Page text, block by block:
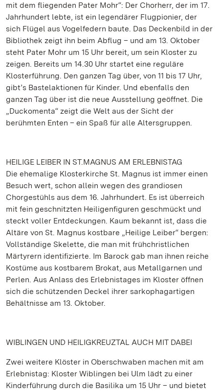
mit dem fliegenden Pater Mohr“: Der Chorherr, der im 17.
Jahrhundert lebte, ist ein legendärer Flugpionier, der
sich Flügel aus Vogelfedern baute. Das Deckenbild in der
Bibliothek zeigt ihn beim Abflug – und am 13. Oktober
steht Pater Mohr um 15 Uhr bereit, um sein Kloster zu
zeigen. Bereits um 14.30 Uhr startet eine reguläre
Klosterführung. Den ganzen Tag über, von 11 bis 17 Uhr,
gibt’s Bastelaktionen für Kinder. Und ebenfalls den
ganzen Tag über ist die neue Ausstellung geöffnet. Die
„Duckomenta“ zeigt die Welt aus der Sicht der
berühmten Enten – ein Spaß für alle Altersgruppen.
HEILIGE LEIBER IN ST.MAGNUS AM ERLEBNISTAG
Die ehemalige Klosterkirche St. Magnus ist immer einen
Besuch wert, schon allein wegen des grandiosen
Chorgestühls aus dem 16. Jahrhundert. Es ist überreich
mit fein geschnitzten Heiligenfiguren geschmückt und
steckt voller Entdeckungen. Kaum bekannt ist, dass die
Altäre von St. Magnus kostbare „Heilige Leiber“ bergen:
Vollständige Skelette, die man mit frühchristlichen
Märtyrern identifizierte. Im Barock gab man ihnen reiche
Kostüme aus kostbarem Brokat, aus Metallgarnen und
Perlen. Aus Anlass des Erlebnistages im Kloster öffnen
sich die schützenden Deckel ihrer sarkophagartigen
Behältnisse am 13. Oktober.
WIBLINGEN UND HEILIGKREUZTAL AUCH MIT DABEI
Zwei weitere Klöster in Oberschwaben machen mit am
Erlebnistag: Kloster Wiblingen bei Ulm lädt zu einer
Kinderführung durch die Basilika um 15 Uhr – und bietet